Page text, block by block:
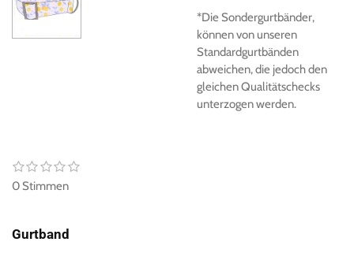
*Die Sondergurtbänder,
können von unseren
Standardgurtbänden
abweichen, die jedoch den
gleichen Qualitätschecks
unterzogen werden.
B
e
r
1
S
t
n
2
S
t
n
e
3
t
n
e
4
t
n
e
5
t
n
e
B
0 Stimmen
Gurtband